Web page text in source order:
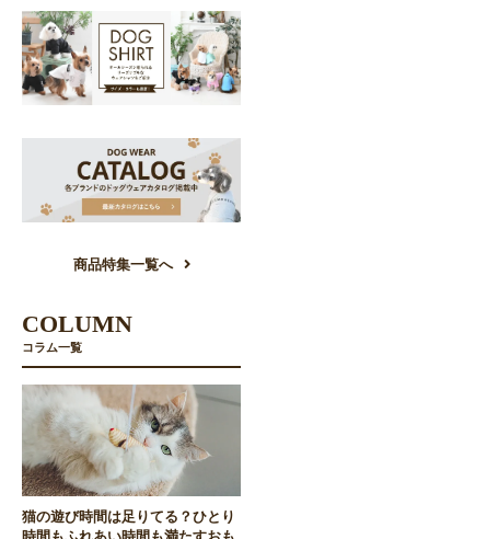
商品特集一覧へ
COLUMN
コラム一覧
猫の遊び時間は足りてる？ひとり